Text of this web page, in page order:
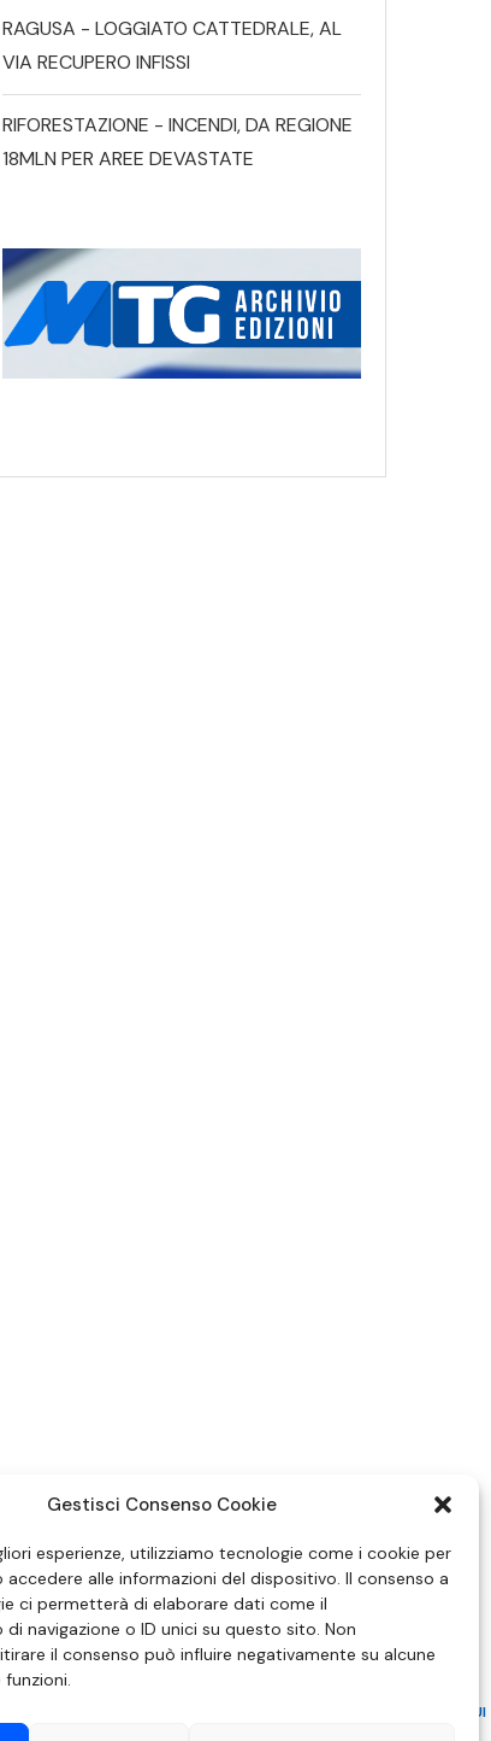
Gestisci Consenso Cookie
esperienze, utilizziamo tecnologie come i cookie per
accedere alle informazioni del dispositivo. Il consenso a
ci permetterà di elaborare dati come il
navigazione o ID unici su questo sito. Non
il consenso può influire negativamente su alcune
RAGUSA - LOGGIATO CATTEDRALE, AL
VIA RECUPERO INFISSI
RIFORESTAZIONE - INCENDI, DA REGIONE
18MLN PER AREE DEVASTATE
IN MATERIA DI ATTUAZIONE DEL PRINCIPIO DEL PLURALISMO, DI CUI
2003, N. 313